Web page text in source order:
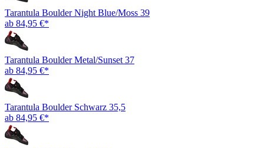
Tarantula Boulder Night Blue/Moss 39
ab 84,95 €*
Tarantula Boulder Metal/Sunset 37
ab 84,95 €*
Tarantula Boulder Schwarz 35,5
ab 84,95 €*